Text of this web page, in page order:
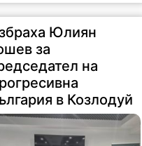
Юлиян
за
на
в Козлодуй